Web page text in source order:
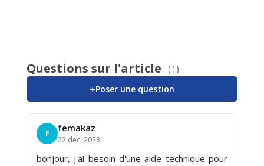
Questions sur l'article (1)
+Poser une question
F femakaz
22 dec. 2023
bonjour, j'ai besoin d'une aide technique pour